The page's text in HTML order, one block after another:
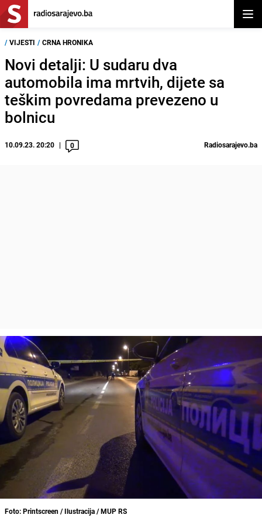
/ VIJESTI / CRNA HRONIKA
Novi detalji: U sudaru dva
automobila ima mrtvih, dijete sa
teškim povredama prevezeno u
bolnicu
10.09.23. 20:20 0 Radiosarajevo.ba
Foto: Printscreen / Ilustracija / MUP RS